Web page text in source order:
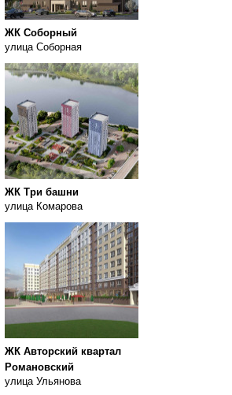
ЖК Соборный
улица Соборная
ЖК Три башни
улица Комарова
ЖК Авторский квартал
Романовский
улица Ульянова